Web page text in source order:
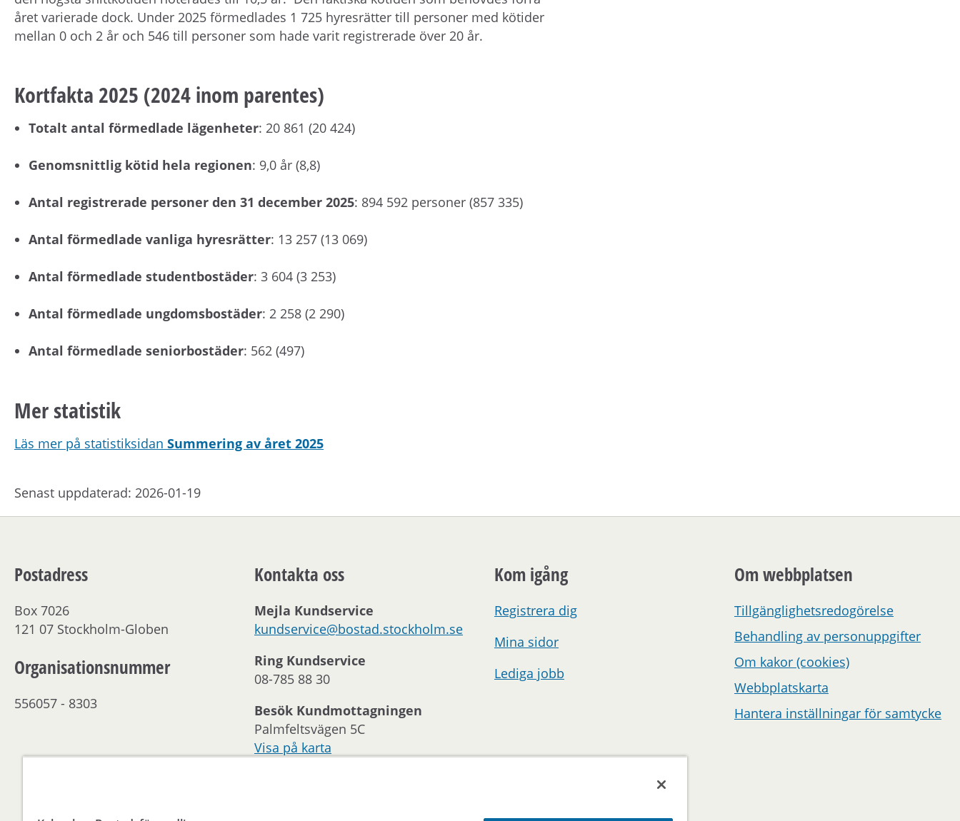
året varierade dock. Under 2025 förmedlades 1 725 hyresrätter till personer med kötider
mellan 0 och 2 år och 546 till personer som hade varit registrerade över 20 år.
Kortfakta 2025 (2024 inom parentes)
Totalt antal förmedlade lägenheter: 20 861 (20 424)
Genomsnittlig kötid hela regionen: 9,0 år (8,8)
Antal registrerade personer den 31 december 2025: 894 592 personer (857 335)
Antal förmedlade vanliga hyresrätter: 13 257 (13 069)
Antal förmedlade studentbostäder: 3 604 (3 253)
Antal förmedlade ungdomsbostäder: 2 258 (2 290)
Antal förmedlade seniorbostäder: 562 (497)
Mer statistik
Läs mer på statistiksidan Summering av året 2025
Senast uppdaterad: 2026-01-19
Postadress
Box 7026
121 07 Stockholm-Globen
Organisationsnummer
556057 - 8303
Kontakta oss
Mejla Kundservice
kundservice@bostad.stockholm.se
Ring Kundservice
08-785 88 30
Besök Kundmottagningen
Palmfeltsvägen 5C
Visa på karta
Kom igång
Registrera dig
Mina sidor
Lediga jobb
Om webbplatsen
Tillgänglighetsredogörelse
Behandling av personuppgifter
Om kakor (cookies)
Webbplatskarta
Hantera inställningar för samtycke